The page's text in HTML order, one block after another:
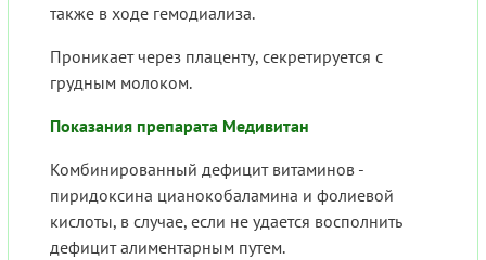
также в ходе гемодиализа.
Проникает через плаценту, секретируется с
грудным молоком.
Показания препарата Медивитан
Комбинированный дефицит витаминов -
пиридоксина цианокобаламина и фолиевой
кислоты, в случае, если не удается восполнить
дефицит алиментарным путем.